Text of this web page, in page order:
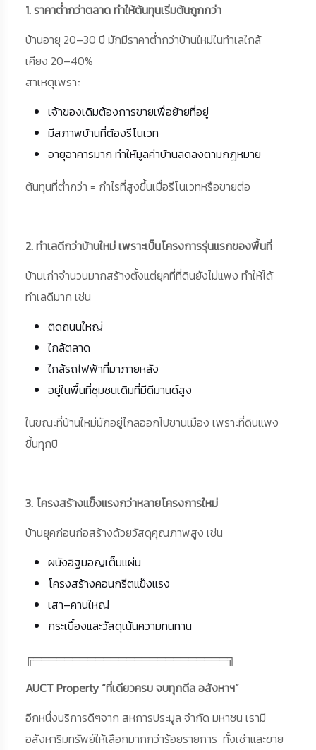
1. ราคาต่ำกว่าตลาด ทำให้ต้นทุนเริ่มต้นถูกกว่า
บ้านอายุ 20–30 ปี มักมีราคาต่ำกว่าบ้านใหม่ในทำเลใกล้
เคียง 20–40%
สาเหตุเพราะ
เจ้าของเดิมต้องการขายเพื่อย้ายที่อยู่
มีสภาพบ้านที่ต้องรีโนเวท
อายุอาคารมาก ทำให้มูลค่าบ้านลดลงตามกฎหมาย
ต้นทุนที่ต่ำกว่า = กำไรที่สูงขึ้นเมื่อรีโนเวทหรือขายต่อ
2. ทำเลดีกว่าบ้านใหม่ เพราะเป็นโครงการรุ่นแรกของพื้นที่
บ้านเก่าจำนวนมากสร้างตั้งแต่ยุคที่ที่ดินยังไม่แพง ทำให้ได้
ทำเลดีมาก เช่น
ติดถนนใหญ่
ใกล้ตลาด
ใกล้รถไฟฟ้าที่มาภายหลัง
อยู่ในพื้นที่ชุมชนเดิมที่มีดีมานด์สูง
ในขณะที่บ้านใหม่มักอยู่ไกลออกไปชานเมือง เพราะที่ดินแพง
ขึ้นทุกปี
3. โครงสร้างแข็งแรงกว่าหลายโครงการใหม่
บ้านยุคก่อนก่อสร้างด้วยวัสดุคุณภาพสูง เช่น
ผนังอิฐมอญเต็มแผ่น
โครงสร้างคอนกรีตแข็งแรง
เสา–คานใหญ่
กระเบื้องและวัสดุเน้นความทนทาน
╔═════════════════════════╗
AUCT Property “ที่เดียวครบ จบทุกดีล อสังหาฯ”
อีกหนึ่งบริการดีๆจาก สหการประมูล จำกัด มหาชน เรามี
อสังหาริมทรัพย์ให้เลือกมากกว่าร้อยรายการ ทั้งเช่าและขาย